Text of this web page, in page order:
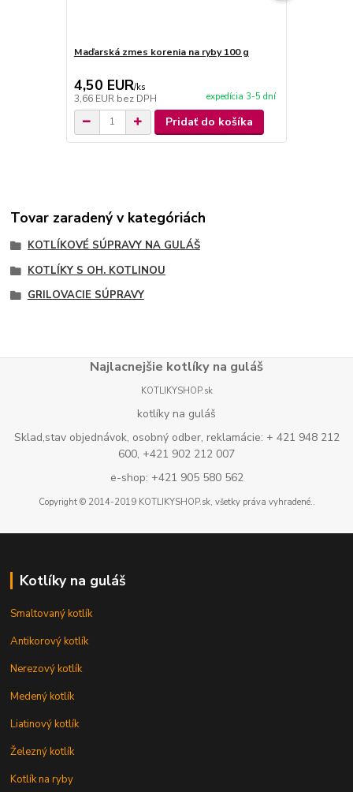
Maďarská zmes korenia na ryby 100 g
4,50 EUR/ks
3,66 EUR bez DPH expedícia 3-5 dní
Pridať do košíka
Tovar zaradený v kategóriách
KOTLÍKOVÉ SÚPRAVY NA GULÁŠ
KOTLÍKY S OH. KOTLINOU
GRILOVACIE SÚPRAVY
Najlacnejšie kotlíky na guláš
KOTLIKYSHOP.sk
kotlíky na guláš
Sklad,stav objednávok, osobný odber, reklamácie: + 421 948 212
600, +421 902 212 007
e-shop: +421 905 580 562
Copyright © 2014-2019 KOTLIKYSHOP.sk, všetky práva vyhradené..
Kotlíky na guláš
Smaltovaný kotlík
Antikorový kotlík
Nerezový kotlík
Medený kotlík
Liatinový kotlík
Železný kotlík
Kotlík na ryby